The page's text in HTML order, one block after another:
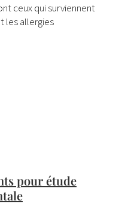
ceux qui surviennent
les allergies
pour étude